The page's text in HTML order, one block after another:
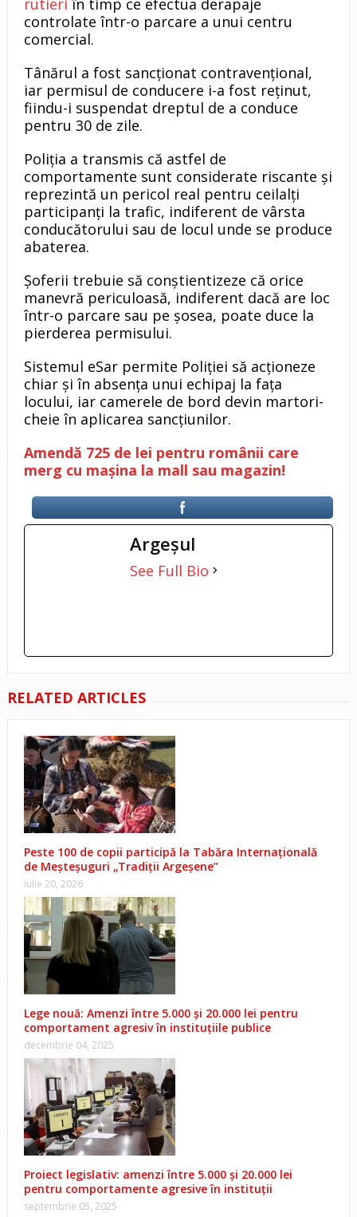
controlate într-o parcare a unui centru
comercial.
Tânărul a fost sancționat contravențional,
iar permisul de conducere i-a fost reținut,
fiindu-i suspendat dreptul de a conduce
pentru 30 de zile.
Poliția a transmis că astfel de
comportamente sunt considerate riscante și
reprezintă un pericol real pentru ceilalți
participanți la trafic, indiferent de vârsta
conducătorului sau de locul unde se produce
abaterea.
Șoferii trebuie să conștientizeze că orice
manevră periculoasă, indiferent dacă are loc
într-o parcare sau pe șosea, poate duce la
pierderea permisului.
Sistemul eSar permite Poliției să acționeze
chiar și în absența unui echipaj la fața
locului, iar camerele de bord devin martori-
cheie în aplicarea sancțiunilor.
Amendă 725 de lei pentru românii care
merg cu mașina la mall sau magazin!
Argeşul
See Full Bio
RELATED ARTICLES
Peste 100 de copii participă la Tabăra Internațională
de Meșteșuguri „Tradiții Argeșene”
iulie 20, 2026
Lege nouă: Amenzi între 5.000 și 20.000 lei pentru
comportament agresiv în instituțiile publice
decembrie 04, 2025
Proiect legislativ: amenzi între 5.000 și 20.000 lei
pentru comportamente agresive în instituții
septembrie 05, 2025